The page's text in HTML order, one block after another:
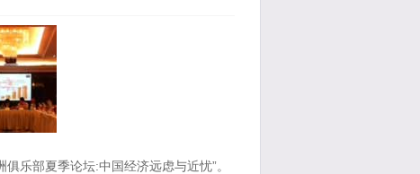
乐部夏季论坛:中国经济远虑与近忧”。